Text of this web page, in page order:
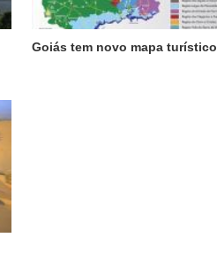
Goiás tem novo mapa turístico